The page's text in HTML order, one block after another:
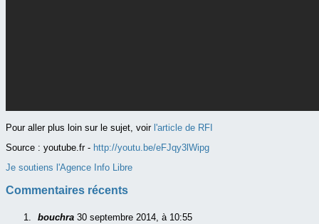
Pour aller plus loin sur le sujet, voir l'article de RFI
Source : youtube.fr - http://youtu.be/eFJqy3lWipg
Je soutiens l'Agence Info Libre
Commentaires récents
bouchra 30 septembre 2014, à 10:55